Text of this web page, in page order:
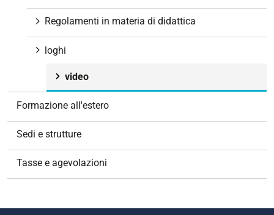
Regolamenti in materia di didattica
loghi
video
Formazione all'estero
Sedi e strutture
Tasse e agevolazioni